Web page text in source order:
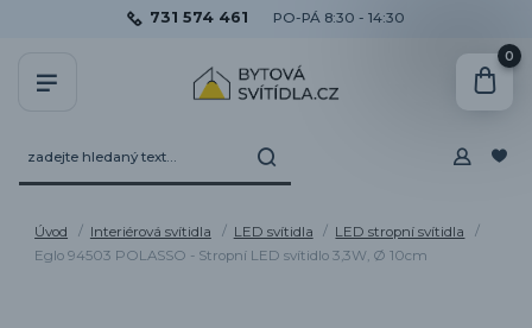
731 574 461 PO-PÁ 8:30 - 14:30
0
Úvod Interiérová svítidla LED svítidla
LED stropní svítidla
Eglo 94503 POLASSO - Stropní LED svítidlo 3,3W, Ø 10cm